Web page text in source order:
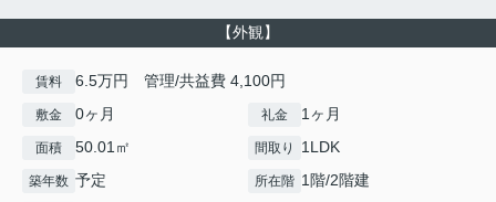
【外観】
賃料 6.5万円 管理/共益費 4,100円
敷金 0ヶ月 礼金 1ヶ月
面積 50.01㎡ 間取り 1LDK
築年数 予定 所在階 1階/2階建